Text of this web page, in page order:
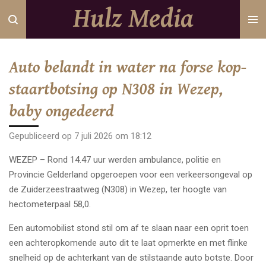
Ga
direct
hoofdinhoud
Hulz Media
Auto belandt in water na forse kop-
staartbotsing op N308 in Wezep,
baby ongedeerd
Gepubliceerd op 7 juli 2026 om 18:12
WEZEP – Rond 14.47 uur werden ambulance, politie en
Provincie Gelderland opgeroepen voor een verkeersongeval op
de Zuiderzeestraatweg (N308) in Wezep, ter hoogte van
hectometerpaal 58,0.
Een automobilist stond stil om af te slaan naar een oprit toen
een achteropkomende auto dit te laat opmerkte en met flinke
snelheid op de achterkant van de stilstaande auto botste. Door